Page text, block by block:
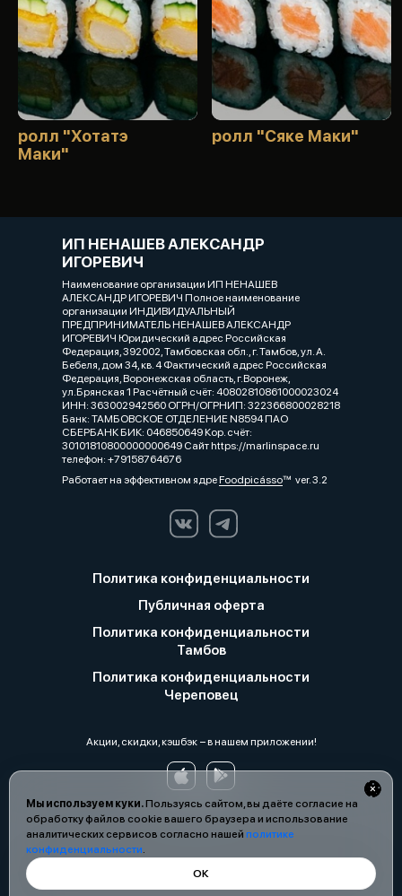
Мы используем куки.Пользуясь сайтом, вы даёте согласие на
обработку файлов cookie вашего браузера и использование
аналитических сервисов согласно нашей политике
конфиденциальности.
ОК
ролл "Хотатэ
Маки"
ролл "Сяке Маки"
ИП НЕНАШЕВ АЛЕКСАНДР
ИГОРЕВИЧ
Наименование организации ИП НЕНАШЕВ
АЛЕКСАНДР ИГОРЕВИЧ Полное наименование
организации ИНДИВИДУАЛЬНЫЙ
ПРЕДПРИНИМАТЕЛЬ НЕНАШЕВ АЛЕКСАНДР
ИГОРЕВИЧ Юридический адрес Российская
Федерация, 392002, Тамбовская обл., г. Тамбов, ул. А.
Бебеля, дом 34, кв. 4 Фактический адрес Российская
Федерация, Воронежская область, г.Воронеж,
ул.Брянская 1 Расчётный счёт: 40802810861000023024
ИНН: 363002942560 ОГРН/ОГРНИП: 322366800028218
Банк: ТАМБОВСКОЕ ОТДЕЛЕНИЕ N8594 ПАО
СБЕРБАНК БИК: 046850649 Кор. счёт:
30101810800000000649 Сайт https://marlinspace.ru
телефон: +79158764676
Работает на эффективном ядреFoodpicássover. 3.2
Политика конфиденциальности
Публичная оферта
Политика конфиденциальности
Тамбов
Политика конфиденциальности
Череповец
Акции, скидки, кэшбэк − в нашем приложении!